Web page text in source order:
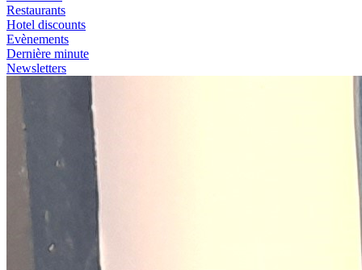
Restaurants
Hotel discounts
Evènements
Dernière minute
Newsletters